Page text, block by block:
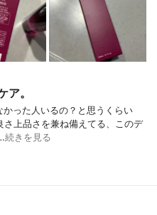
。
った人いるの？と思うくらい
上品さを兼ね備えてる、このデ
続きを見る